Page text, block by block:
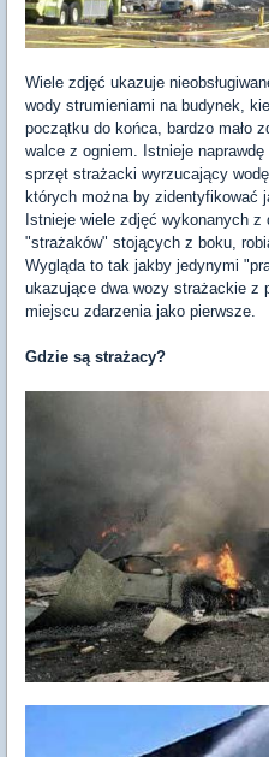
Wiele zdjęć ukazuje
wody strumieniami na budynek,
początku do końca, bardzo mało
walce z ogniem. Istnieje
sprzęt strażacki wyrzucający
których można by zidentyfikować
Istnieje wiele zdjęć wykonanych
"strażaków" stojących z boku,
Wygląda to tak jakby jedynymi
ukazujące dwa wozy strażackie z
miejscu zdarzenia jako pierwsze.
Gdzie są strażacy?